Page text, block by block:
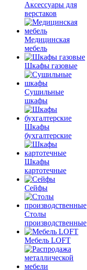
Аксессуары для
верстаков
Медицинская
мебель
Шкафы газовые
Сушильные
шкафы
Шкафы
бухгалтерские
Шкафы
картотечные
Сейфы
Столы
производственные
Мебель LOFT